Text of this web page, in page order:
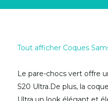
Tout afficher Coques
Le pare-chocs vert offre
S20 Ultra.De plus, la